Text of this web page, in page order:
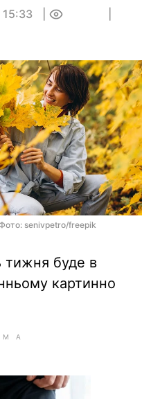
15:33
senivpetro/freepik
тижня буде в
картинно